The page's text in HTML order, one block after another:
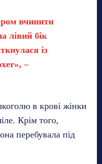
вчинити
лівий бік
із
–
в крові жінки
Крім того,
перебувала під